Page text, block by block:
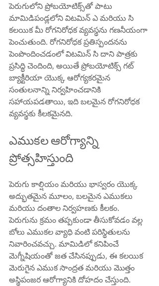
పెరుగులోని ప్రోబయోటిక్స్‌తో పాటు
మామిడిపండ్లలోని విటమిన్ ఎ మరియు సి
కలయిక మీ రోగనిరోధక వ్యవస్థను గణనీయంగా
పెంచుతుంది. రోగనిరోధక ప్రతిస్పందనను
పెంపొందించడంలో విటమిన్ సి దాని పాత్రకు
ప్రసిద్ధి చెందింది, అయితే ప్రోబయోటిక్స్ గట్
బ్యాక్టీరియా యొక్క ఆరోగ్యకరమైన
సంతులనాన్ని నిర్వహించడానికి
సహాయపడతాయి, ఇది బలమైన రోగనిరోధక
వ్యవస్థకు కీలకమైనది.
ఎముకల ఆరోగ్యాన్ని
ప్రోత్సహిస్తుంది
పెరుగు కాల్షియం మరియు భాస్వరం యొక్క
అద్భుతమైన మూలం, బలమైన ఎముకలు
మరియు దంతాల నిర్వహణకు కీలకం.
పెరుగును క్రమం తప్పకుండా తీసుకోవడం వల్ల
బోలు ఎముకల వ్యాధి వంటి పరిస్థితులను
నివారించవచ్చు. మామిడిలో కనిపించే
మెగ్నీషియంతో జత చేసినప్పుడు, ఈ కలయిక
మెరుగైన ఎముక సాంద్రత మరియు మొత్తం
అస్థిపంజర ఆరోగ్యానికి దోహదం చేస్తుంది.